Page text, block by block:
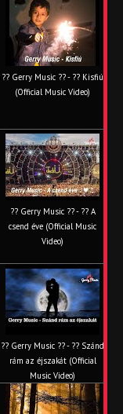
?? Gerry Music ?? - ?? Kisfiú
(Official Music Video)
?? Gerry Music ?? - ?? A
csend éve (Official Music
Video)
?? Gerry Music ?? - ?? Szánd
rám az éjszakát (Official
Music Video)